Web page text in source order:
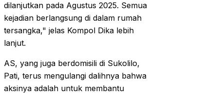
dilanjutkan pada Agustus 2025. Semua
kejadian berlangsung di dalam rumah
tersangka," jelas Kompol Dika lebih
lanjut.
AS, yang juga berdomisili di Sukolilo,
Pati, terus mengulangi dalihnya bahwa
aksinya adalah untuk membantu